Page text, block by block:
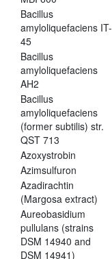
Bacillus
amyloliquefaciens IT-
45
Bacillus
amyloliquefaciens
AH2
Bacillus
amyloliquefaciens
(former subtilis) str.
QST 713
Azoxystrobin
Azimsulfuron
Azadirachtin
(Margosa extract)
Aureobasidium
pullulans (strains
DSM 14940 and
DSM 14941)